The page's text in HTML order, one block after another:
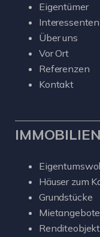
Eigentümer
Interessenten
Über uns
Vor Ort
Referenzen
Kontakt
Häuser zum
Grundstücke
Mietangebote